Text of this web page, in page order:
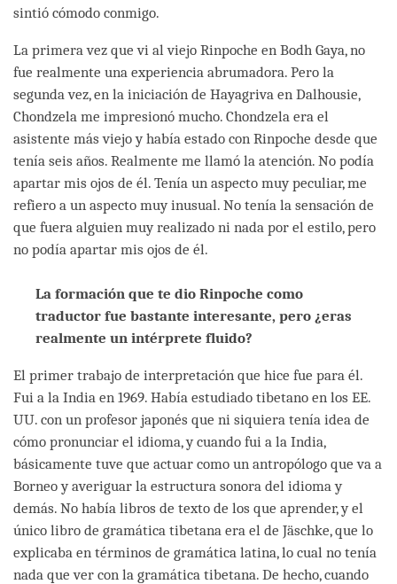
sintió cómodo conmigo.
La primera vez que vi al viejo Rinpoche en Bodh Gaya, no
fue realmente una experiencia abrumadora. Pero la
segunda vez, en la iniciación de Hayagriva en Dalhousie,
Chondzela me impresionó mucho. Chondzela era el
asistente más viejo y había estado con Rinpoche desde que
tenía seis años. Realmente me llamó la atención. No podía
apartar mis ojos de él. Tenía un aspecto muy peculiar, me
refiero a un aspecto muy inusual. No tenía la sensación de
que fuera alguien muy realizado ni nada por el estilo, pero
no podía apartar mis ojos de él.
La formación que te dio Rinpoche como
traductor fue bastante interesante, pero ¿eras
realmente un intérprete fluido?
El primer trabajo de interpretación que hice fue para él.
Fui a la India en 1969. Había estudiado tibetano en los EE.
UU. con un profesor japonés que ni siquiera tenía idea de
cómo pronunciar el idioma, y cuando fui a la India,
básicamente tuve que actuar como un antropólogo que va a
Borneo y averiguar la estructura sonora del idioma y
demás. No había libros de texto de los que aprender, y el
único libro de gramática tibetana era el de Jäschke, que lo
explicaba en términos de gramática latina, lo cual no tenía
nada que ver con la gramática tibetana. De hecho, cuando